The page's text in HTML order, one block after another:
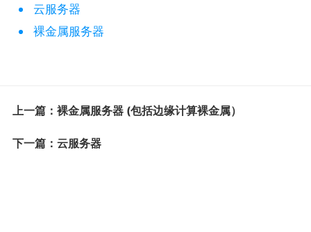
云服务器
裸金属服务器
上一篇：裸金属服务器 (包括边缘计算裸金属）
下一篇：云服务器